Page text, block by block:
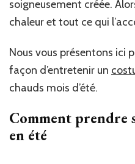
soigneusement créée.
chaleur et tout ce qui
Nous vous présentons ici
façon d’entretenir un
chauds mois d’été.
Comment prendre
en été